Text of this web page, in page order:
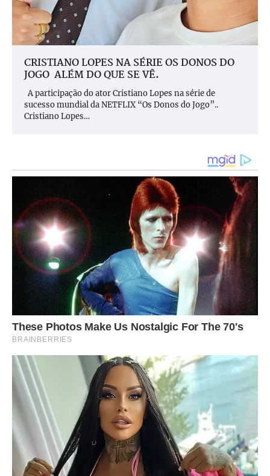
CRISTIANO LOPES NA SÉRIE OS DONOS DO
JOGO ALÉM DO QUE SE VÊ.
A participação do ator Cristiano Lopes na série de
sucesso mundial da NETFLIX “Os Donos do Jogo”..
Cristiano Lopes…